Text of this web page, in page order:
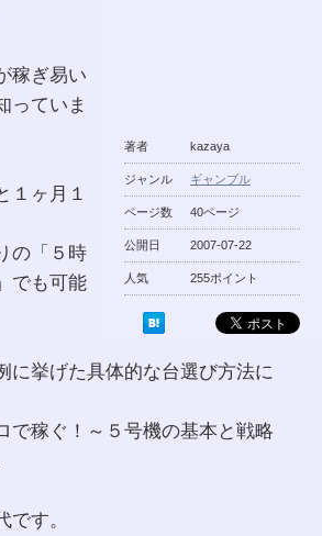
著者 kazaya
ジャンル ギャンブル
ページ数 40ページ
公開日 2007-07-22
人気 255ポイント
稼ぎ易い
っていま
１ヶ月１
の「５時
でも可能
に挙げた具体的な台選び方法に
で稼ぐ！～５号機の基本と戦略
です。